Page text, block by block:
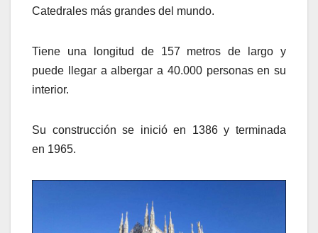
Catedrales más grandes del mundo.
Tiene una longitud de 157 metros de largo y
puede llegar a albergar a 40.000 personas en su
interior.
Su construcción se inició en 1386 y terminada
en 1965.